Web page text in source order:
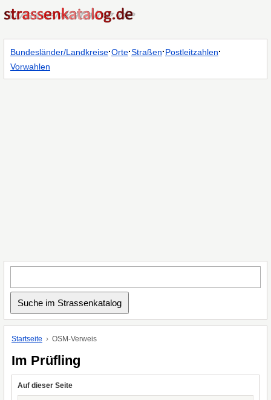
Bundesländer/Landkreise·Orte·Straßen·Postleitzahlen·
Vorwahlen
Startseite OSM-Verweis
Im Prüfling
Auf dieser Seite